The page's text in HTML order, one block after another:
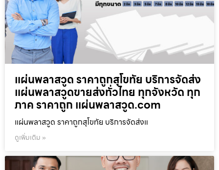
แผ่นพลาสวูด ราคาถูกสุโขทัย บริการจัดส่ง
แผ่นพลาสวูดขายส่งทั่วไทย ทุกจังหวัด ทุก
ภาค ราคาถูก แผ่นพลาสวูด.com
แผ่นพลาสวูด ราคาถูกสุโขทัย บริการจัดส่งแ
ดูเพิ่มเติม »